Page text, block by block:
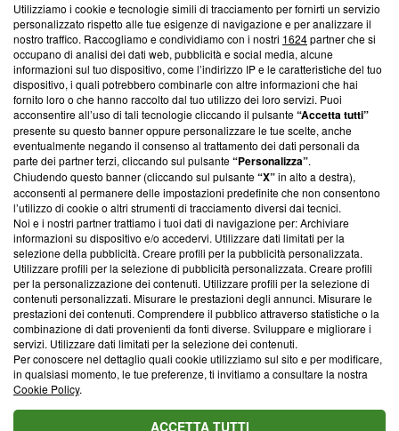
Questa sezione offre informazioni trasparenti su Blasting
News, sui nostri processi editoriali e su come ci impegniamo a
creare news di qualità. Inoltre, afferma la nostra aderenza a
‘Trust Project - News with Integrity’Blasting News non è
ancora membro del programma, ma ha richiesto di farne
parte; Trust Project non ha ancora effettuato una verifica di
conformità agli standard.
Su di noi
Team editoriale
Corporate
Redazione
Informativa Privacy
Cookie Policy
Blasting SA, IDI CHE-247.845.224, Via Carlo Frasca, 3 - 6900
Lugano (Svizzera) Tel:+39 0690258937
© 2026 Blasting News
Utilizziamo i cookie e tecnologie simili di tracciamento per fornirti un servizio
personalizzato rispetto alle tue esigenze di navigazione e per analizzare il
nostro traffico. Raccogliamo e condividiamo con i nostri 1624partner che si
occupano di analisi dei dati web, pubblicità e social media, alcune
informazioni sul tuo dispositivo, come l’indirizzo IP e le caratteristiche del tuo
dispositivo, i quali potrebbero combinarle con altre informazioni che hai
fornito loro o che hanno raccolto dal tuo utilizzo dei loro servizi. Puoi
acconsentire all’uso di tali tecnologie cliccando il pulsante“Accetta tutti”
presente su questo banner oppure personalizzare le tue scelte, anche
eventualmente negando il consenso al trattamento dei dati personali da
parte dei partner terzi, cliccando sul pulsante“Personalizza”.
Chiudendo questo banner (cliccando sul pulsante“X”in alto a destra),
acconsenti al permanere delle impostazioni predefinite che non consentono
l’utilizzo di cookie o altri strumenti di tracciamento diversi dai tecnici.
Noi e i nostri partner trattiamo i tuoi dati di navigazione per: Archiviare
informazioni su dispositivo e/o accedervi. Utilizzare dati limitati per la
selezione della pubblicità. Creare profili per la pubblicità personalizzata.
Utilizzare profili per la selezione di pubblicità personalizzata. Creare profili
per la personalizzazione dei contenuti. Utilizzare profili per la selezione di
contenuti personalizzati. Misurare le prestazioni degli annunci. Misurare le
prestazioni dei contenuti. Comprendere il pubblico attraverso statistiche o la
combinazione di dati provenienti da fonti diverse. Sviluppare e migliorare i
servizi. Utilizzare dati limitati per la selezione dei contenuti.
Per conoscere nel dettaglio quali cookie utilizziamo sul sito e per modificare,
in qualsiasi momento, le tue preferenze, ti invitiamo a consultare la nostra
Cookie Policy.
ACCETTA TUTTI